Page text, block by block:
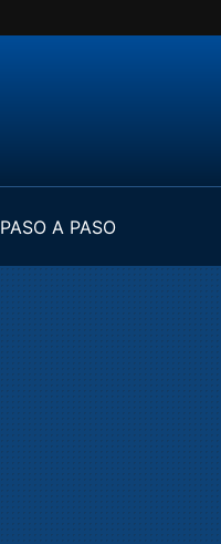
PASO A PASO